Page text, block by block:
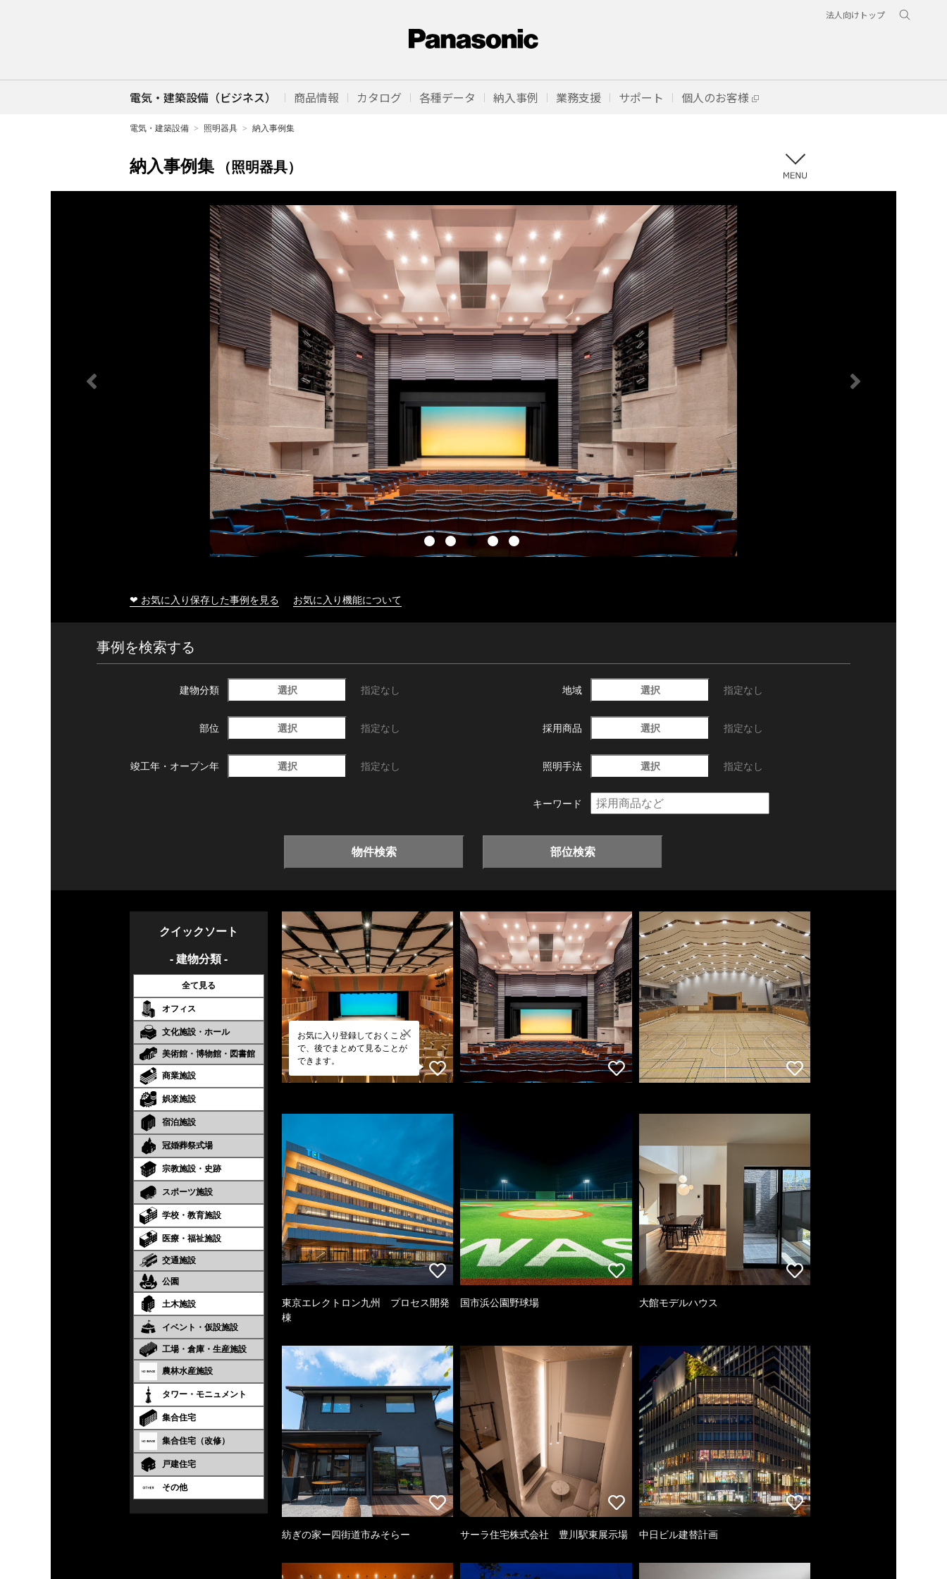
法人向けトップ
電気・建築設備（ビジネス） 商品情報 カタログ 各種データ 納入事例 業務支援 サポート 個人のお客様
電気・建築設備 照明器具 納入事例集
納入事例集 （照明器具）
❤ お気に入り保存した事例を見る お気に入り機能について
事例を検索する
建物分類 選択 指定なし 地域 選択 指定なし
部位 選択 指定なし 採用商品 選択 指定なし
竣工年・ オープン年 選択 指定なし 照明手法 選択 指定なし
キーワード
物件検索 部位検索
クイックソート
- 建物分類 -
全て見る
オフィス
文化施設・ホール
美術館・博物館・図書館
商業施設
娯楽施設
宿泊施設
冠婚葬祭式場
宗教施設・史跡
スポーツ施設
学校・教育施設
医療・福祉施設
交通施設
公園
土木施設
イベント・仮設施設
工場・倉庫・生産施設
農林水産施設
タワー・モニュメント
集合住宅
集合住宅（改修）
戸建住宅
その他
お気に入り登録しておくこと
で、後でまとめて見ることが
できます。
東京エレクトロン九州 プロセス開発
棟
国市浜公園野球場 大館モデルハウス
紡ぎの家ー四街道市みそらー サーラ住宅株式会社 豊川駅東展示場 中日ビル建替計画